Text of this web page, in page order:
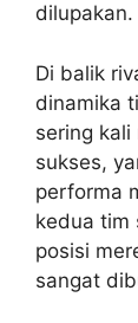
dilupakan.
Di balik
dinamika
sering
sukses,
performa
kedua tim
posisi
sangat